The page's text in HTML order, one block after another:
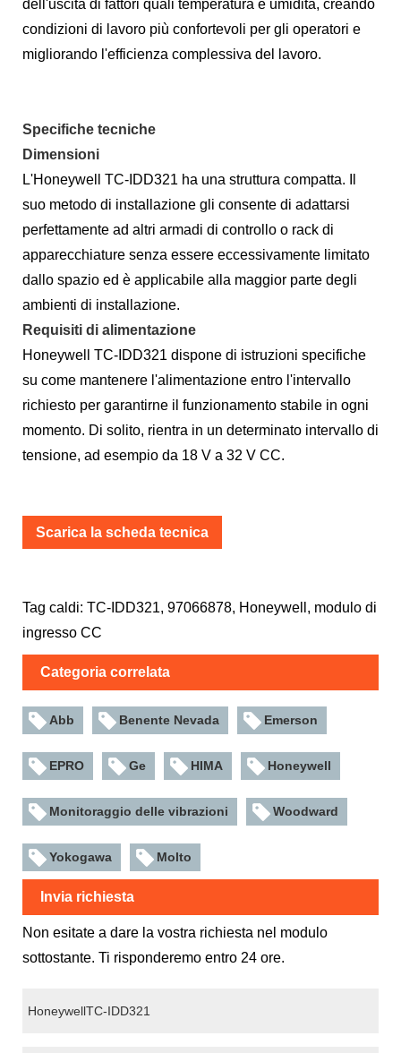
dell'uscita di fattori quali temperatura e umidità, creando
condizioni di lavoro più confortevoli per gli operatori e
migliorando l'efficienza complessiva del lavoro.
Specifiche tecniche
Dimensioni
L'Honeywell TC-IDD321 ha una struttura compatta. Il
suo metodo di installazione gli consente di adattarsi
perfettamente ad altri armadi di controllo o rack di
apparecchiature senza essere eccessivamente limitato
dallo spazio ed è applicabile alla maggior parte degli
ambienti di installazione.
Requisiti di alimentazione
Honeywell TC-IDD321 dispone di istruzioni specifiche
su come mantenere l'alimentazione entro l'intervallo
richiesto per garantirne il funzionamento stabile in ogni
momento. Di solito, rientra in un determinato intervallo di
tensione, ad esempio da 18 V a 32 V CC.
Scarica la scheda tecnica
Tag caldi: TC-IDD321, 97066878, Honeywell, modulo di
ingresso CC
Categoria correlata
Abb Benente Nevada Emerson
EPRO Ge HIMA Honeywell
Monitoraggio delle vibrazioni Woodward
Yokogawa Molto
Invia richiesta
Non esitate a dare la vostra richiesta nel modulo
sottostante. Ti risponderemo entro 24 ore.